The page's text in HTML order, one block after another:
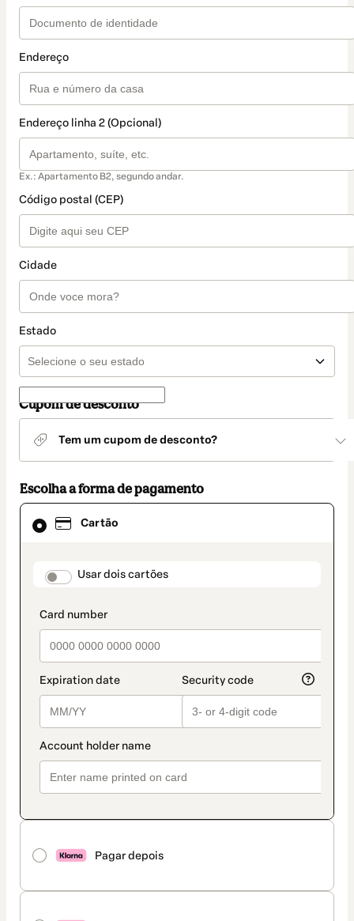
Endereço
Endereço linha 2 (Opcional)
Ex.: Apartamento B2, segundo andar.
Código postal (CEP)
Cidade
Estado
Cupom de desconto
Tem um cupom de desconto?
Escolha a forma de pagamento
Cartão
payment_data.section_title_v2
Usar dois cartões
Pagar depois
Cartão
selecionado
pagamento